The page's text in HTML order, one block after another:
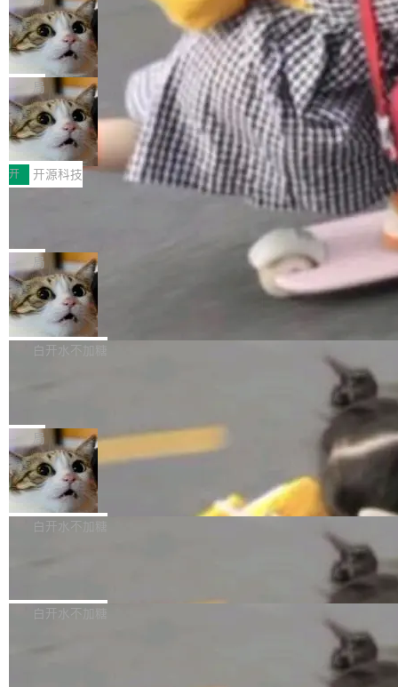
现实 过去两年，CIO们的焦虑清单上多了两项：
一是如何让大模型和智能体应用安全地从PoC走
向生产，二是如何让测试团队跟得上AI应用...
设置，如果用布尔值 + 可空字段来表示——bool
ean 表示是否可切换，nullable 的默认模式、浅
色方案、深色方案——会产生大量无意义的组
合。方案缺了、配置冲突了、全 null 了。要知道
哪些组合有效，作者说，你得靠"文档、校验、或
者部落知识"。 换个写法。Rust 的 enum，两个
变体：Switchable...
个"AI 知识库 + 聊天机器人"——每个大厂都在
做，没什么新鲜的。 但 Kenton Varda 在 Twitte
r 上把事情说清楚了： 今天我们发布了 Cloudfla
re OS，一个带连接器的聊天机器人，跟其他所
有科技公司做的一样。只不过，实际上它不一
样。这是 Sandstorm.io 的重制版，我十年前的
那个创业公司。不同的是，这次它构建在 Cloudf
lare Workers 上——我花了九年时间搭建的平台
——并且深度集成了 AI。这基本上是我十年秘密
Deno 团队开源 Celld，可自托管的分
布式 Durable Objects
Ryan Dahl 领导的 Deno 团队推出了最新开源项
目 Celld，一个能在自己机器上运行 Cloudflare
Workers 和 Durable Objects 的守护进程。 设
计思路很直接：每个对象是一个独立的 SQLite
数据库，按名称寻址，复制到你自己的 S3 兼容
存储库里。节点之间只通过这个存储库协调——
没有控制平面，没有共识协议。每个对象自带一
个小型数据库，应用天然按分片构建，单个数据
库的竞争和爆炸半径问题在设计层面就被消除
了。 闲置的 cell 会休眠到几乎不占资源。当 cel
l 迁移或唤醒时，新宿主从 S3 恢复 SQLite 数据
库继续执行。存储库是持久化的唯一真相...
局
鲁大师7月新机性能/流畅/AI榜：vivo夺
性能、流畅双第一，三星Galaxy Z系列
新折叠缺席
2026年7月的手机市场，由于存储等硬件成本暴
增，手机厂商的日子也不好过啊，新机速度明显
放缓，因此硝烟味淡了许多。新机参数规格除开
高价的三星折叠（三星Galaxy Z Fold8 Ultra / Z
Fold8 / Z Flip8）外，其余要么是中低端机器，
例如iQOO Z11i、REDMI Note 17、REDMI No
te 17 Pro、OPPO K15，要么是vivo X300 E这
样的次旗舰。 Galaxy Z Fold8 Ultra / Z Fold8 /
Z Flip8三款折叠屏新机均在7月22日发布，且全
部搭载骁龙8 Elite Gen5 for Galaxy，它们本该
开 开源科技
Zed 编辑器团队发布了新项目——DeltaDB，一
个在 git commit 之间记录每一次编辑操作的版
本控制系统。目前处于 Early Access 阶段。 De
ltaDB 的核心思路直接写在 landing page 最显
眼的位置：「Software is made between com
mits」——软件是在 commit 之间写出来的。git
是把这段空隙补上。 回退到任何一次编辑：Delt
aDB 捕获 commit 之间的每一次操作，...
局
SpaceXAI 单季资本开支达 183 亿美元
根据风险投资人Tomer Tunguz 博客（VC 分
析）披露的最新分析与第二季度业绩报告，Spac
微软同期总资本开支的四成。 与亚马逊、Alpha
bet、微软以及 Meta 等传统科技巨头相比，Spa
ceXAI的资金消耗速度尤为引人瞩目。然而，支
撑庞大支出的资金来源却呈现出截然不同的面
貌。数据显示，微软和 Meta 主要依托充沛的经
白开水不加糖
一个在终端里运行的编程 agent；Muse Spark
1.2，驱动这个 agent 的新模型。一句话概括：
你可以用 curl -fsSL https://dev.meta.ai/install.
sh | bash 安装一个能在大项目里自动规划、写
代码、验证结果的 AI 终端工具。 据介绍，Muse
个主 agent 循环，外加一组后台 agent。这些后
局
美团开源 LoHoSearch，用知识图谱校
准 AI 能力认知
机器出题的前提，是让机器拥有全局视野。整个
构建流程可以分为四个环节：建图 → 控制难度
白开水不加糖
库，并将作为transport接入Mooncake TENT。
白开水不加糖